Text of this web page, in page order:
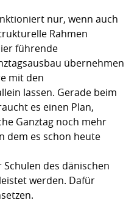
nur, wenn auch
Rahmen
führende
übernehmen
mit den
lassen. Gerade beim
es einen Plan,
Ganztag noch mehr
dem es schon heute
des dänischen
werden. Dafür